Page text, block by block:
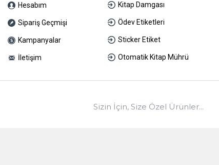
Hesabım
Sipariş Geçmişi
Kampanyalar
İletişim
Kitap Damgası
Ödev Etiketleri
Sticker Etiket
Otomatik Kitap Mührü
Sizin İçin, Size Özel Ürünler...